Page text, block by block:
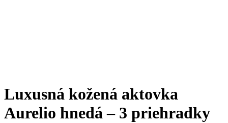
Luxusná kožená aktovka
Aurelio hnedá – 3 priehradky